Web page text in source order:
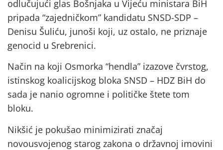
odlučujući glas Bošnjaka u Vijeću ministara BiH
pripada “zajedničkom” kandidatu SNSD-SDP –
Denisu Šuliću, junoši koji, uz ostalo, ne priznaje
genocid u Srebrenici.
Način na koji Osmorka “hendla” izazove čvrstog,
istinskog koalicijskog bloka SNSD – HDZ BiH do
sada je nanio ogromne i političke štete tom
bloku.
Nikšić je pokušao minimizirati značaj
novousvojenog starog zakona o državnoj imovini